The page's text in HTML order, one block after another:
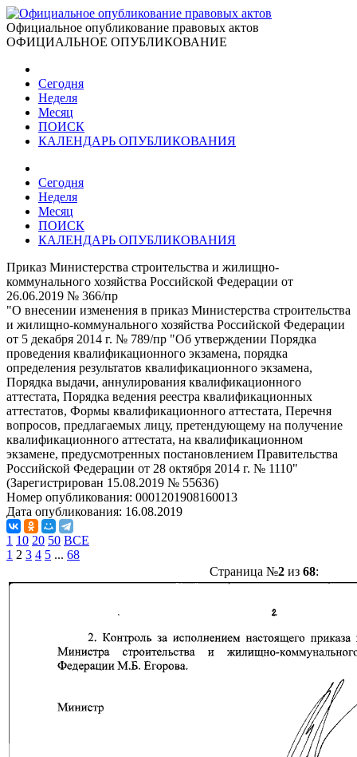
Официальное опубликование правовых актов
ОФИЦИАЛЬНОЕ ОПУБЛИКОВАНИЕ
Сегодня
Неделя
Месяц
ПОИСК
КАЛЕНДАРЬ ОПУБЛИКОВАНИЯ
Сегодня
Неделя
Месяц
ПОИСК
КАЛЕНДАРЬ ОПУБЛИКОВАНИЯ
Приказ Министерства строительства и жилищно-
коммунального хозяйства Российской Федерации от
26.06.2019 № 366/пр
"О внесении изменения в приказ Министерства строительства
и жилищно-коммунального хозяйства Российской Федерации
от 5 декабря 2014 г. № 789/пр "Об утверждении Порядка
проведения квалификационного экзамена, порядка
определения результатов квалификационного экзамена,
Порядка выдачи, аннулирования квалификационного
аттестата, Порядка ведения реестра квалификационных
аттестатов, Формы квалификационного аттестата, Перечня
вопросов, предлагаемых лицу, претендующему на получение
квалификационного аттестата, на квалификационном
экзамене, предусмотренных постановлением Правительства
Российской Федерации от 28 октября 2014 г. № 1110"
(Зарегистрирован 15.08.2019 № 55636)
Номер опубликования: 0001201908160013
Дата опубликования: 16.08.2019
1 10 20 50 ВСЕ
1 2 3 4 5 ... 68
Страница №2из 68: